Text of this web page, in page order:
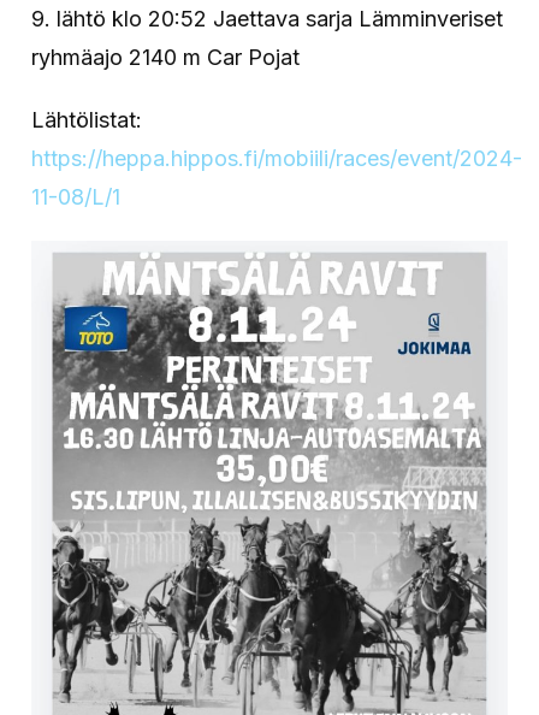
9. lähtö klo 20:52 Jaettava sarja Lämminveriset
ryhmäajo 2140 m Car Pojat
Lähtölistat:
https://heppa.hippos.fi/mobiili/races/event/2024-
11-08/L/1